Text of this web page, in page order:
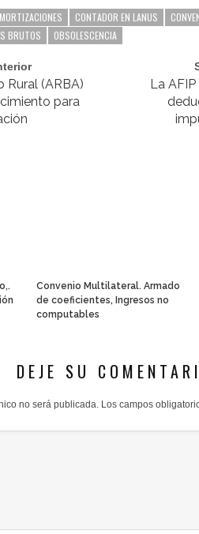
CONTADOR EN LANUS
BRUTOS OBSOLESCENCIA
Rural (ARBA)
para
La
Convenio Multilateral. Armado
de coeficientes, Ingresos no
computables
DEJE SU
no será publicada. Los campos